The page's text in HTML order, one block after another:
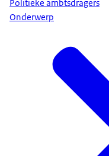
Politieke ambtsdragers
Onderwerp